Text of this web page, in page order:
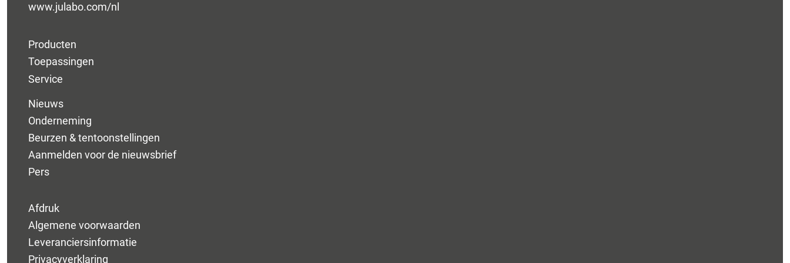
www.julabo.com/nl
Producten
Toepassingen
Service
Nieuws
Onderneming
Beurzen & tentoonstellingen
Aanmelden voor de nieuwsbrief
Pers
Afdruk
Algemene voorwaarden
Leveranciersinformatie
Privacyverklaring